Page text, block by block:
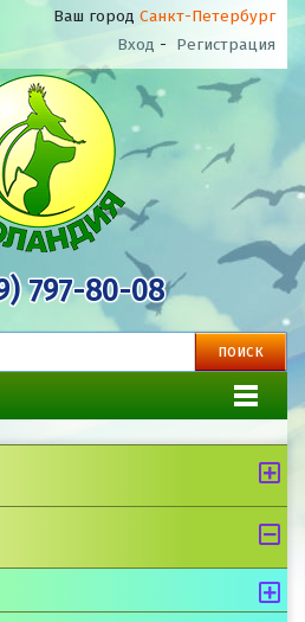
Ваш город Санкт-Петербург
Вход - Регистрация
797-80-08